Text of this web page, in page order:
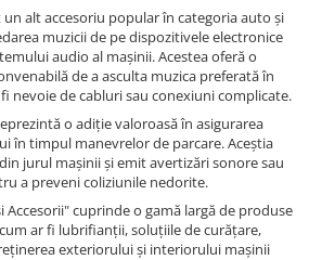
alt accesoriu popular în categoria auto și
muzicii de pe dispozitivele electronice
audio al mașinii. Acestea oferă o
de a asculta muzica preferată în
nevoie de cabluri sau conexiuni complicate.
o adiție valoroasă în asigurarea
în timpul manevrelor de parcare. Aceștia
jurul mașinii și emit avertizări sonore sau
a preveni coliziunile nedorite.
cuprinde o gamă largă de produse
ar fi lubrifianții, soluțiile de curățare,
exteriorului și interiorului mașinii